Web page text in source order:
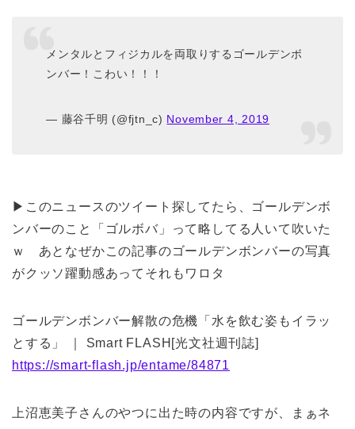
メンタルとフィジカルを両取りするゴールデンボ
ンバー！こわい！！！
— 藤谷千明 (@fjtn_c) November 4, 2019
▶このニュースのツイート探してたら、ゴールデンボ
ンバーのこと「ゴルボバ」って略してる人いて吹いた
ｗ あとなぜかこの記事のゴールデンボンバーの写真
がクッソ躍動感あってそれもワロタ
ゴールデンボンバー解散の危機「水を飲む姿もイラッ
とする」 ｜ Smart FLASH[光文社週刊誌]
https://smart-flash.jp/entame/84871
上沼恵美子さんのやつに出た時の内容ですが、まぁネ